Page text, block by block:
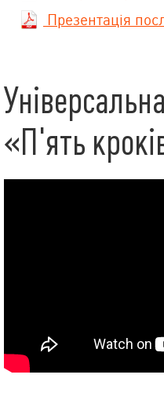
Презентація
«П'ять